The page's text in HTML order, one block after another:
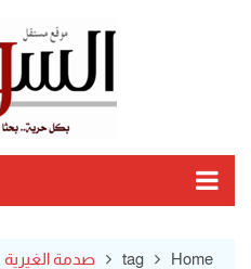
Home
tag صدمة الغيرية